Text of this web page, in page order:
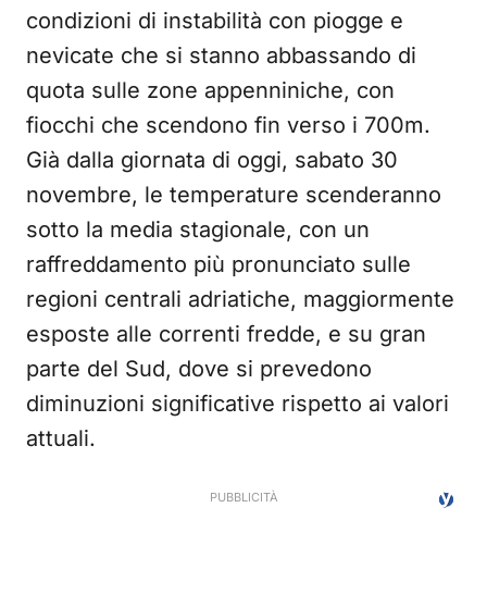
condizioni di instabilità con piogge e
nevicate che si stanno abbassando di
quota sulle zone appenniniche, con
fiocchi che scendono fin verso i 700m.
Già dalla giornata di oggi, sabato 30
novembre, le temperature scenderanno
sotto la media stagionale, con un
raffreddamento più pronunciato sulle
regioni centrali adriatiche, maggiormente
esposte alle correnti fredde, e su gran
parte del Sud, dove si prevedono
diminuzioni significative rispetto ai valori
attuali.